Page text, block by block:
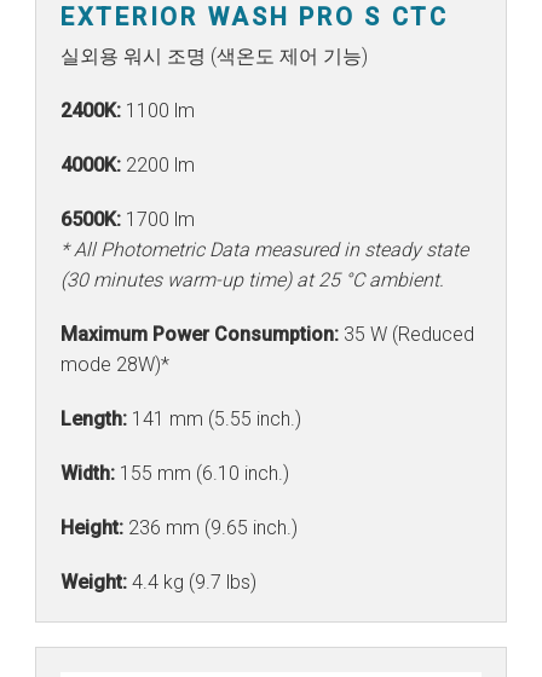
EXTERIOR WASH PRO S CTC
실외용 워시 조명 (색온도 제어 기능)
2400K: 1100 lm
4000K: 2200 lm
6500K: 1700 lm
* All Photometric Data measured in steady state
(30 minutes warm-up time) at 25 °C ambient.
Maximum Power Consumption: 35 W (Reduced
mode 28W)*
Length: 141 mm (5.55 inch.)
Width: 155 mm (6.10 inch.)
Height: 236 mm (9.65 inch.)
Weight: 4.4 kg (9.7 lbs)